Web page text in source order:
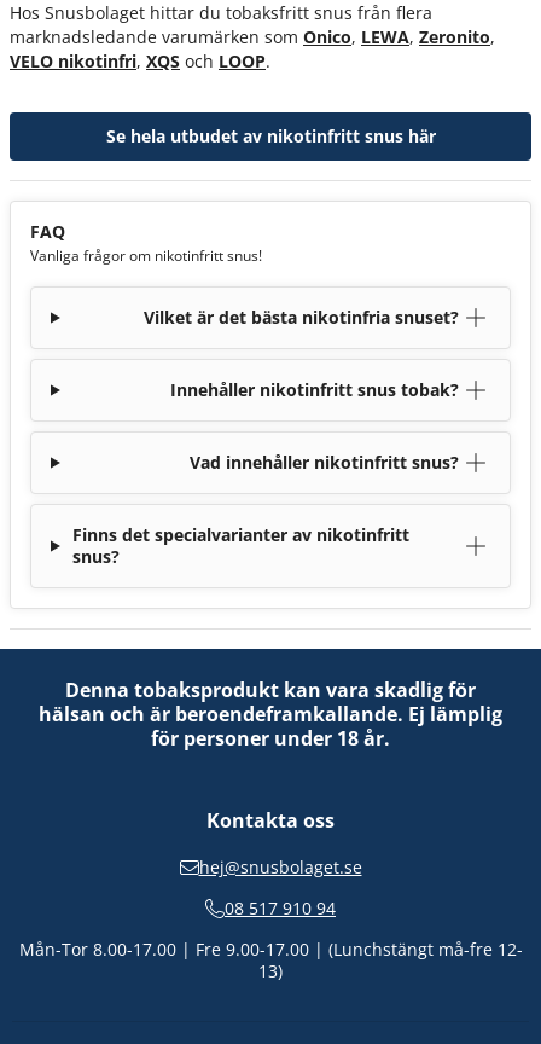
Hos Snusbolaget hittar du tobaksfritt snus från flera
marknadsledande varumärken som Onico, LEWA, Zeronito,
VELO nikotinfri, XQS och LOOP.
Se hela utbudet av nikotinfritt snus här
FAQ
Vanliga frågor om nikotinfritt snus!
Vilket är det bästa nikotinfria snuset?
Innehåller nikotinfritt snus tobak?
Vad innehåller nikotinfritt snus?
Finns det specialvarianter av nikotinfritt
snus?
Denna tobaksprodukt kan vara skadlig för
hälsan och är beroendeframkallande. Ej lämplig
för personer under 18 år.
Kontakta oss
hej@snusbolaget.se
08 517 910 94
Mån-Tor 8.00-17.00 | Fre 9.00-17.00 | (Lunchstängt må-fre 12-
13)